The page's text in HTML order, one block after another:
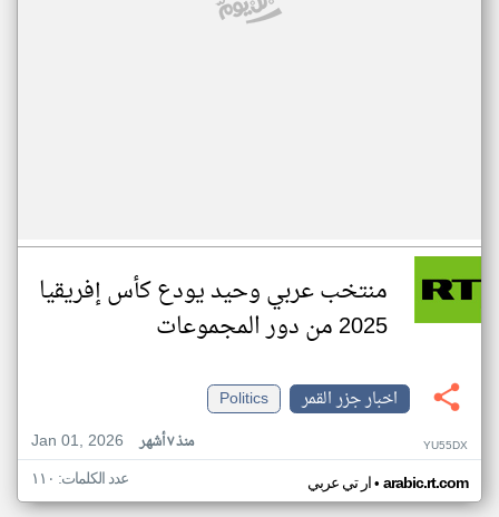
منتخب عربي وحيد يودع كأس إفريقيا
2025 من دور المجموعات
اخبار جزر القمر
Politics
Jan 01, 2026
منذ ٧ أشهر YU55DX
ار تي عربي• arabic.rt.com عدد الكلمات: ١١٠